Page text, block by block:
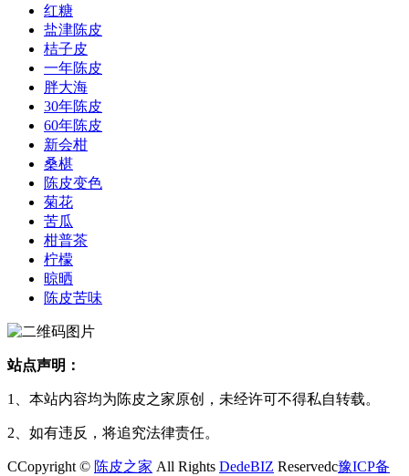
红糖
盐津陈皮
桔子皮
一年陈皮
胖大海
30年陈皮
60年陈皮
新会柑
桑椹
陈皮变色
菊花
苦瓜
柑普茶
柠檬
晾晒
陈皮苦味
站点声明：
1、本站内容均为陈皮之家原创，未经许可不得私自转载。
2、如有违反，将追究法律责任。
CCopyright © 陈皮之家 All Rights DedeBIZ Reservedc豫ICP备